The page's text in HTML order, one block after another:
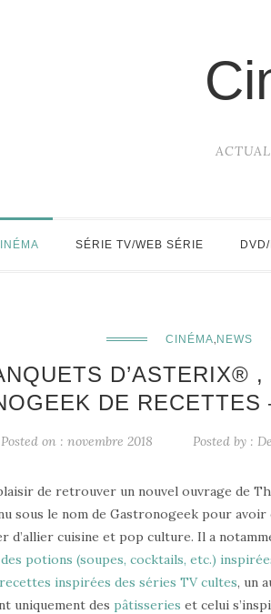
SÉRIE TV/WEB SÉRIE
CINÉMA, NEWS
D’ASTERIX®
DE
Posted on : novembre 2018 Posted by :
de retrouver un nouvel ouvrage de
sous le nom de Gastronogeek pour avoir
d’allier cuisine et pop culture. Il a
potions (soupes, cocktails, etc.)
inspirées des séries TV cultes, un
uniquement des pâtisseries et celui